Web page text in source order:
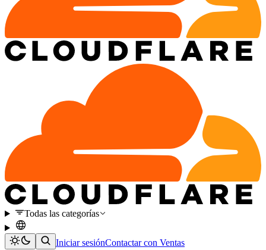
Todas las categorías
Iniciar sesiónContactar con Ventas